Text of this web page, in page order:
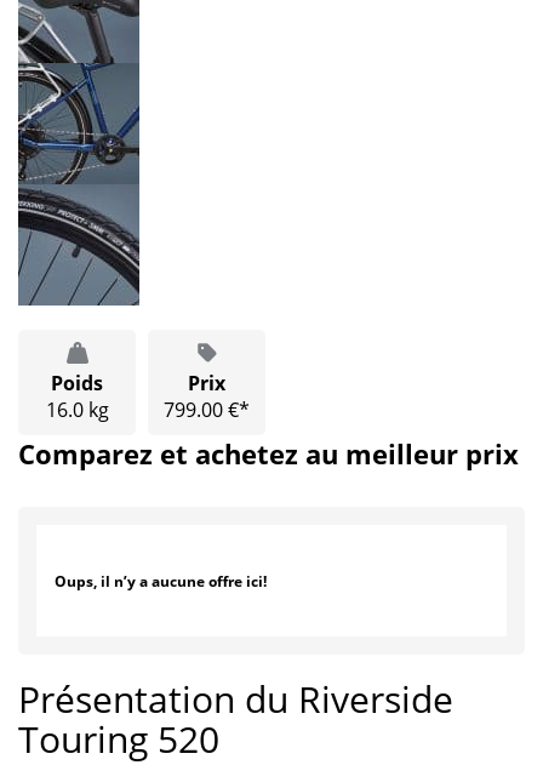
Poids
16.0 kg
Prix
799.00 €*
Comparez et achetez au meilleur prix
Oups, il n’y a aucune offre ici!
Présentation du Riverside
Touring 520